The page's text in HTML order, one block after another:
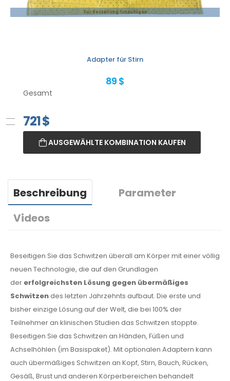
Zur Bestellung hinzufügen
Adapter für Stirn
89 $
Gesamt
721$
AUSGEWÄHLTE KOMBINATION KAUFEN
Beschreibung
Parameter
Videos
Beseitigen Sie das Schwitzen überall am Körper mit einer völlig
neuen Technologie, die auf den Grundlagen
der erfolgreichsten Lösung gegen übermäßiges
Schwitzendes letzten Jahrzehnts aufbaut. Die erste und
bisher einzige Lösung auf der Welt, die bei 100% der
Teilnehmer an klinischen Studien das Schwitzen stoppte.
Beseitigen Sie das Schwitzen an Händen, Füßen und
Achselhöhlen (im Basispaket). Mit optionalen Adaptern kann
auch übermäßiges Schwitzen an Kopf, Stirn, Bauch, Rücken,
Gesäß, Brust und anderen Körperbereichen behandelt